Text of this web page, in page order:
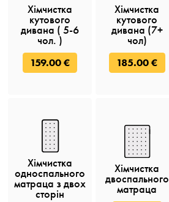
Хімчистка
кутового
дивана ( 5-6
чол. )
159.00 €
Хімчистка
кутового
дивана (7+
чол)
185.00 €
Хімчистка
односпального
матраца з двох
сторін
Хімчистка
двоспального
матраца